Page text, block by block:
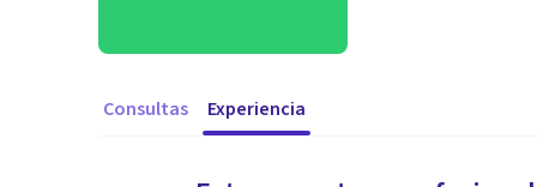
Consultas Experiencia